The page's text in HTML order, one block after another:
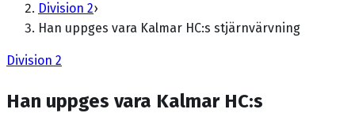
Division 2›
Han uppges vara Kalmar HC:s stjärnvärvning
Division 2
Han uppges vara Kalmar HC:s